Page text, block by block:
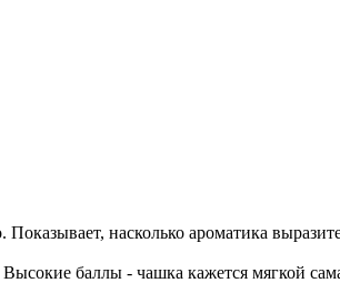
насколько ароматика
баллы - чашка кажется мягкой